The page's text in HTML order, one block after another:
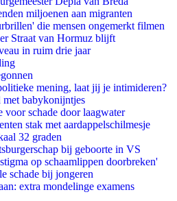
miljoenen aan migranten
die mensen ongemerkt filmen
Straat van Hormuz blijft
in ruim drie jaar
mening, laat jij je intimideren?
met babykonijntjes
voor schade door laagwater
stak met aardappelschilmesje
32 graden
bij geboorte in VS
op schaamlippen doorbreken'
schade bij jongeren
extra mondelinge examens